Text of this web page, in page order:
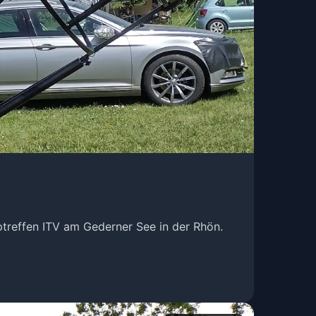
ITV am Gederner See in der Rhön.